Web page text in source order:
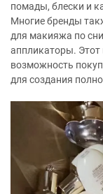
помады, блески и
Многие бренды
для макияжа по
аппликаторы.
возможность
для создания